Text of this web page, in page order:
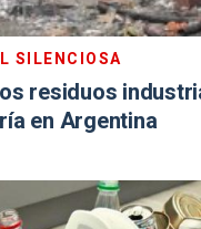
SILENCIOSA
residuos
en Argentina